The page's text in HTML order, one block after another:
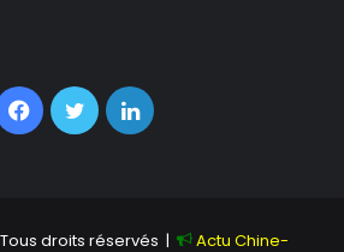
Facebook
TwitterLinkedin
droits réservés | Actu Chine-